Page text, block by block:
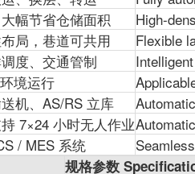
幅节省仓储面积
High-
局，巷道可共用
Flexible
度、交通管制
境运行
机、AS/RS 立库
7×24 小时无人作业
/ MES 系统
规格参数